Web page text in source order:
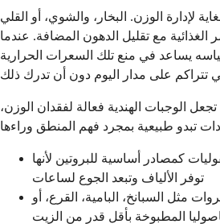
لإدارة الوزن. البخار، والشوي، أو القلي
مع تقليل الدهون المضافة. عندما
يساعد في منع تلك السعرات الحرارية
تجعل الوجبات الهندية فعالة لفقدان الوزن،
كمصادر أساسية للبروتين لأنها
توفر الألياف وتبعد الجوع لساعات
مثل السبانخ، البامية، القرع، أو
المطبوخة بأقل قدر من الزيت